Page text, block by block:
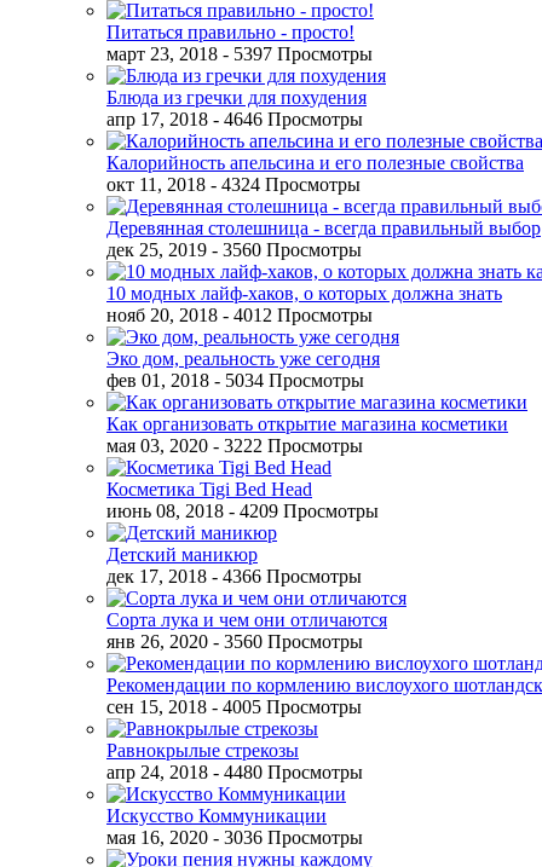
Питаться правильно - просто!
март 23, 2018 - 5397 Просмотры
Блюда из гречки для похудения
апр 17, 2018 - 4646 Просмотры
Калорийность апельсина и его полезные свойства
окт 11, 2018 - 4324 Просмотры
Деревянная столешница - всегда правильный выбор
дек 25, 2019 - 3560 Просмотры
10 модных лайф-хаков, о которых должна знать
нояб 20, 2018 - 4012 Просмотры
Эко дом, реальность уже сегодня
фев 01, 2018 - 5034 Просмотры
Как организовать открытие магазина косметики
мая 03, 2020 - 3222 Просмотры
Косметика Tigi Bed Head
июнь 08, 2018 - 4209 Просмотры
Детский маникюр
дек 17, 2018 - 4366 Просмотры
Сорта лука и чем они отличаются
янв 26, 2020 - 3560 Просмотры
Рекомендации по кормлению вислоухого
сен 15, 2018 - 4005 Просмотры
Равнокрылые стрекозы
апр 24, 2018 - 4480 Просмотры
Искусство Коммуникации
мая 16, 2020 - 3036 Просмотры